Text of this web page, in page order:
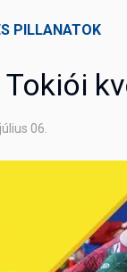
PILLANATOK
Tokiói
06.